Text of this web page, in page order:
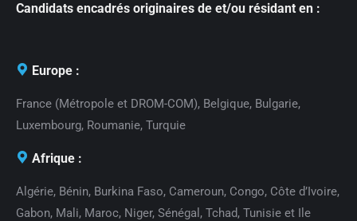
Candidats encadrés originaires de et/ou résidant en :
Europe :
France (Métropole et DROM-COM), Belgique, Bulgarie,
Luxembourg, Roumanie, Turquie
Afrique :
Algérie, Bénin, Burkina Faso, Cameroun, Congo, Côte d’Ivoire,
Gabon, Mali, Maroc, Niger, Sénégal, Tchad, Tunisie et Ile